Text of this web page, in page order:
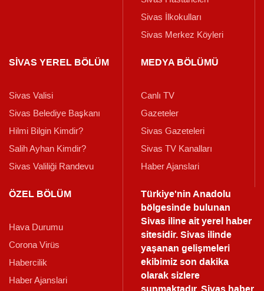
Sivas İlkokulları
Sivas Merkez Köyleri
SİVAS YEREL BÖLÜM
Sivas Valisi
Sivas Belediye Başkanı
Hilmi Bilgin Kimdir?
Salih Ayhan Kimdir?
Sivas Valiliği Randevu
MEDYA BÖLÜMÜ
Canlı TV
Gazeteler
Sivas Gazeteleri
Sivas TV Kanalları
Haber Ajanslari
ÖZEL BÖLÜM
Hava Durumu
Corona Virüs
Habercilik
Haber Ajanslari
Türkiye'nin Anadolu
bölgesinde bulunan
Sivas iline ait yerel haber
sitesidir. Sivas ilinde
yaşanan gelişmeleri
ekibimiz son dakika
olarak sizlere